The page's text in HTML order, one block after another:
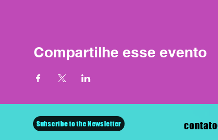
Compartilhe esse evento
Subscribe to the Newsletter